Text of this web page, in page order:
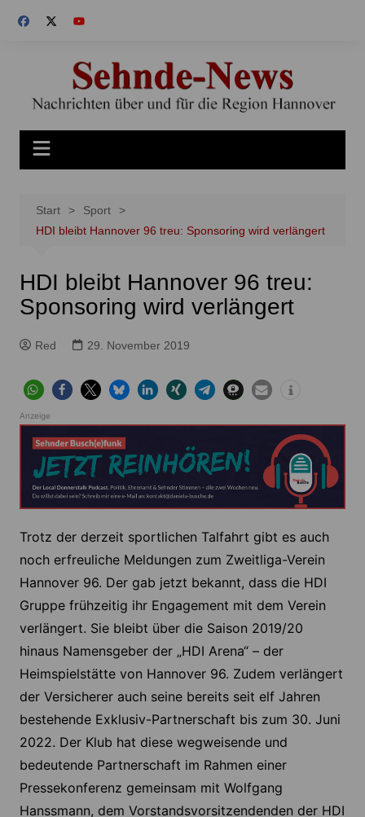
Inhalt
Start
Sport
HDI bleibt Hannover 96 treu: Sponsoring wird verlängert
HDI bleibt Hannover 96 treu:
Sponsoring wird verlängert
Red 29. November 2019
Anzeige
Trotz der derzeit sportlichen Talfahrt gibt es auch
noch erfreuliche Meldungen zum Zweitliga-Verein
Hannover 96. Der gab jetzt bekannt, dass die HDI
Gruppe frühzeitig ihr Engagement mit dem Verein
verlängert. Sie bleibt über die Saison 2019/20
hinaus Namensgeber der „HDI Arena“ – der
Heimspielstätte von Hannover 96. Zudem verlängert
der Versicherer auch seine bereits seit elf Jahren
bestehende Exklusiv-Partnerschaft bis zum 30. Juni
2022. Der Klub hat diese wegweisende und
bedeutende Partnerschaft im Rahmen einer
Pressekonferenz gemeinsam mit Wolfgang
Hanssmann, dem Vorstandsvorsitzendenden der HDI